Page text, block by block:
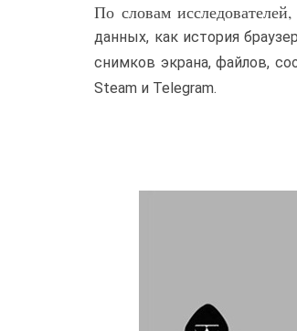
По словам
данных, как история
снимков экрана, файлов,
Steam и Telegram.